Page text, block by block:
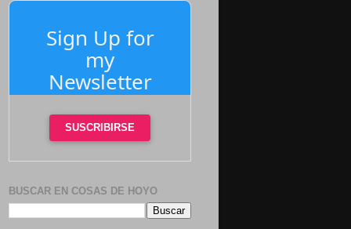
Sign Up for
my
Newsletter
SUSCRIBIRSE
BUSCAR EN COSAS DE HOYO